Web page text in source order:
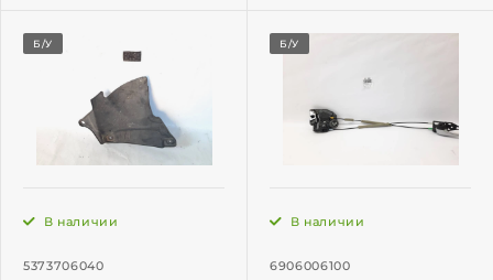
Б/У
5373706040
В наличии
Б/У
6906006100
В наличии